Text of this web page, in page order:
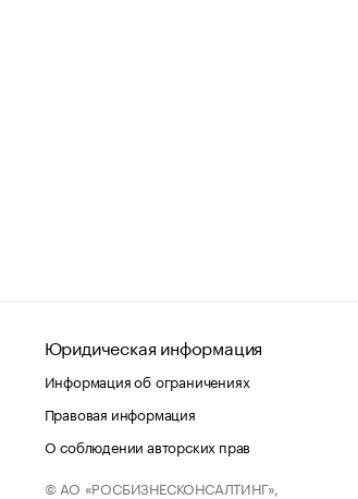
Юридическая информация
Информация об ограничениях
Правовая информация
О соблюдении авторских прав
© АО «РОСБИЗНЕСКОНСАЛТИНГ»,